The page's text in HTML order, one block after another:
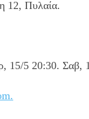
12, Πυλαία.
15/5 20:30. Σαβ,